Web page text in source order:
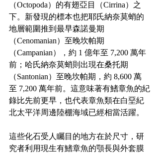
（Octopoda）的有翅亞目（Cirrina）之
下。新發現的標本也把耶氏納奈莫蛸的
地層範圍推到最早森諾曼期
（Cenomanian）至晚坎帕期
（Campanian），約 1 億年至 7,200 萬年
前；哈氏納奈莫蛸則出現在桑托期
（Santonian）至晚坎帕期，約 8,600 萬
至 7,200 萬年前。這意味著有鰭章魚的紀
錄比先前更早，也代表章魚類在白堊紀
北太平洋周邊陸棚海域已經相當活躍。
這些化石受人矚目的地方在於尺寸，研
究者利用現生有鰭章魚的顎長與外套膜